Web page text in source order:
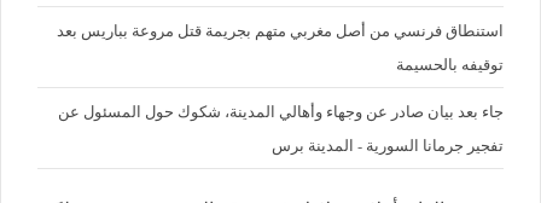
استنطاق فرنسي من أصل مغربي متهم بجريمة قتل مروعة بباريس بعد
توقيفه بالحسيمة
جاء بعد بيان صادر عن وجهاء وأهالي المدينة، شكوك حول المسئول عن
تفجير جرمانا السورية - المدينة برس